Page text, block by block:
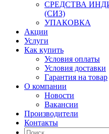
СРЕДСТВА
(СИЗ)
УПАКОВКА
Акции
Услуги
Как купить
Условия оплаты
Условия доставки
Гарантия на товар
О компании
Новости
Вакансии
Производители
Контакты